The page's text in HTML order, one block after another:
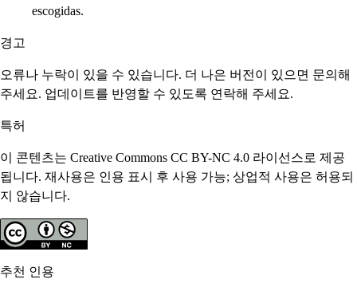
escogidas.
경고
오류나 누락이 있을 수 있습니다. 더 나은 버전이 있으면 문의해
주세요. 업데이트를 반영할 수 있도록 연락해 주세요.
특허
이 콘텐츠는 Creative Commons CC BY-NC 4.0 라이선스로 제공
됩니다. 재사용은 인용 표시 후 사용 가능; 상업적 사용은 허용되
지 않습니다.
추천 인용